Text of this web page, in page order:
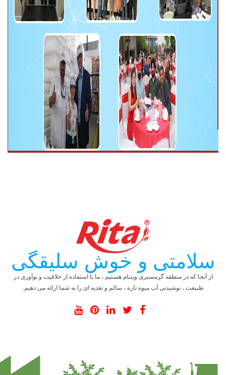
سلامتی و خوش سلیقگی
از آنجا که در منطقه گرمسیری ویتنام هستیم ، ما با استفاده از خلاقیت و نوآوری در
طبیعت ، نوشیدنی آب میوه تازه ، سالم و تغذیه ای را به شما ارائه می دهیم.